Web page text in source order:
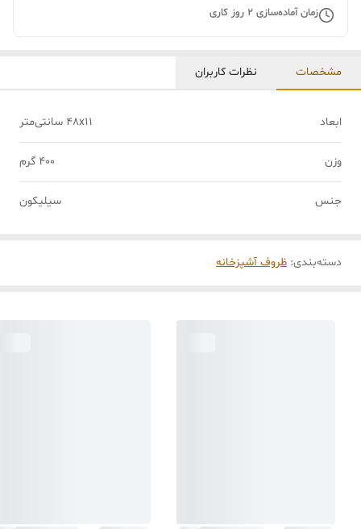
زمان آماده‌سازی 2 روز کاری
مشخصات نظرات کاربران
ابعاد 48x11 سانتی‌متر
وزن 400 گرم
جنس سیلیکون
دسته‌بندی: ظروف آشپزخانه